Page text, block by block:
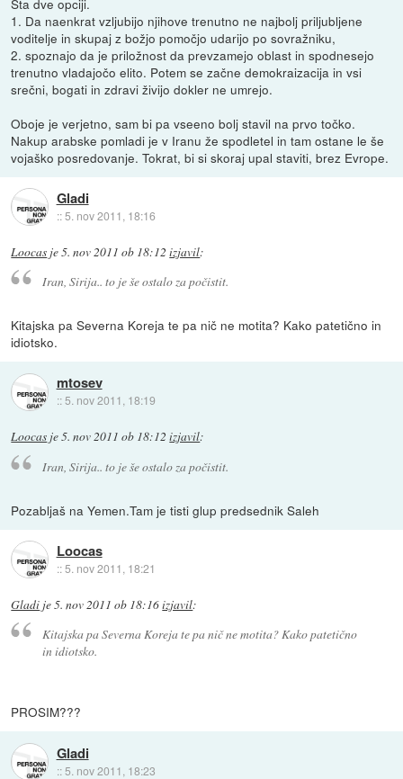
1. Da naenkrat vzljubijo njihove trenutno ne najbolj priljubljene
voditelje in skupaj z božjo pomočjo udarijo po sovražniku,
2. spoznajo da je priložnost da prevzamejo oblast in spodnesejo
trenutno vladajočo elito. Potem se začne demokraizacija in vsi
srečni, bogati in zdravi živijo dokler ne umrejo.
Oboje je verjetno, sam bi pa vseeno bolj stavil na prvo točko.
Nakup arabske pomladi je v Iranu že spodletel in tam ostane le še
vojaško posredovanje. Tokrat, bi si skoraj upal staviti, brez Evrope.
Gladi
::5. nov 2011, 18:16
Loocas je5. nov 2011 ob 18:12 izjavil:
Iran, Sirija.. to je še ostalo za počistit.
Kitajska pa Severna Koreja te pa nič ne motita? Kako patetično in
idiotsko.
mtosev
:: 5. nov 2011, 18:19
Loocas je5. nov 2011 ob 18:12 izjavil:
Iran, Sirija.. to je še ostalo za počistit.
Pozabljaš na Yemen.Tam je tisti glup predsednik Saleh
Loocas
::5. nov 2011, 18:21
Gladi je5. nov 2011 ob 18:16izjavil:
Kitajska pa Severna Koreja te pa nič ne motita? Kako patetično
in idiotsko.
PROSIM???
Gladi
:: 5. nov 2011, 18:23